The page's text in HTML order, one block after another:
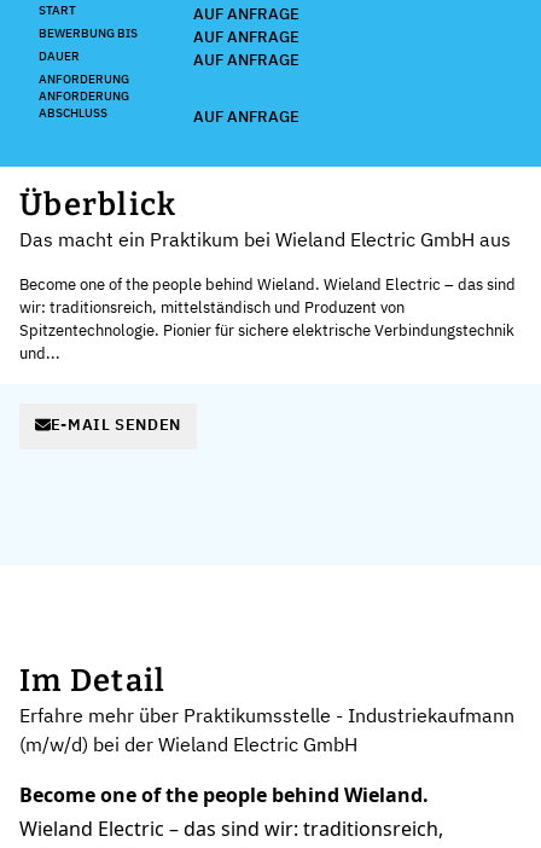
START AUF ANFRAGE
BEWERBUNG BIS AUF ANFRAGE
DAUER AUF ANFRAGE
ANFORDERUNG
ANFORDERUNG
ABSCHLUSS
AUF ANFRAGE
Überblick
Das macht ein Praktikum bei Wieland Electric GmbH aus
Become one of the people behind Wieland. Wieland Electric – das sind
wir: traditionsreich, mittelständisch und Produzent von
Spitzentechnologie. Pionier für sichere elektrische Verbindungstechnik
und...
E-MAIL SENDEN
Im Detail
Erfahre mehr über Praktikumsstelle - Industriekaufmann
(m/w/d) bei der Wieland Electric GmbH
Become one of the people behind Wieland.
Wieland Electric – das sind wir: traditionsreich,